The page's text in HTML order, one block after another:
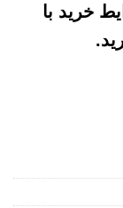
خرید با